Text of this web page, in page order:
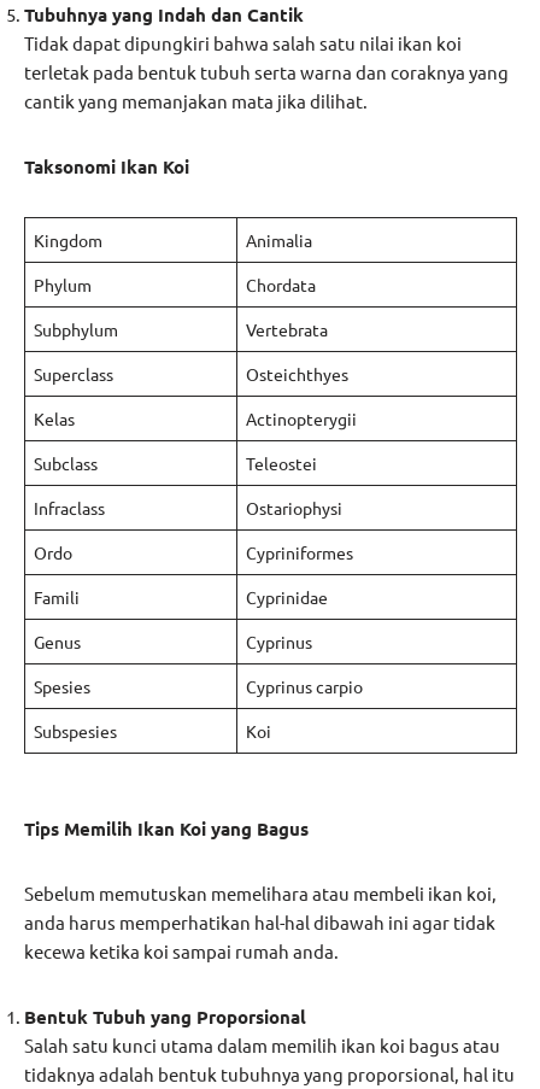
Tubuhnya yang Indah dan Cantik
Tidak dapat dipungkiri bahwa salah satu nilai ikan koi
terletak pada bentuk tubuh serta warna dan coraknya yang
cantik yang memanjakan mata jika dilihat.
Taksonomi Ikan Koi
Kingdom Animalia
Phylum Chordata
Subphylum Vertebrata
Superclass Osteichthyes
Kelas Actinopterygii
Subclass Teleostei
Infraclass Ostariophysi
Ordo Cypriniformes
Famili Cyprinidae
Genus Cyprinus
Spesies Cyprinus carpio
Subspesies Koi
Tips Memilih Ikan Koi yang Bagus
Sebelum memutuskan memelihara atau membeli ikan koi,
anda harus memperhatikan hal-hal dibawah ini agar tidak
kecewa ketika koi sampai rumah anda.
Bentuk Tubuh yang Proporsional
Salah satu kunci utama dalam memilih ikan koi bagus atau
tidaknya adalah bentuk tubuhnya yang proporsional, hal itu